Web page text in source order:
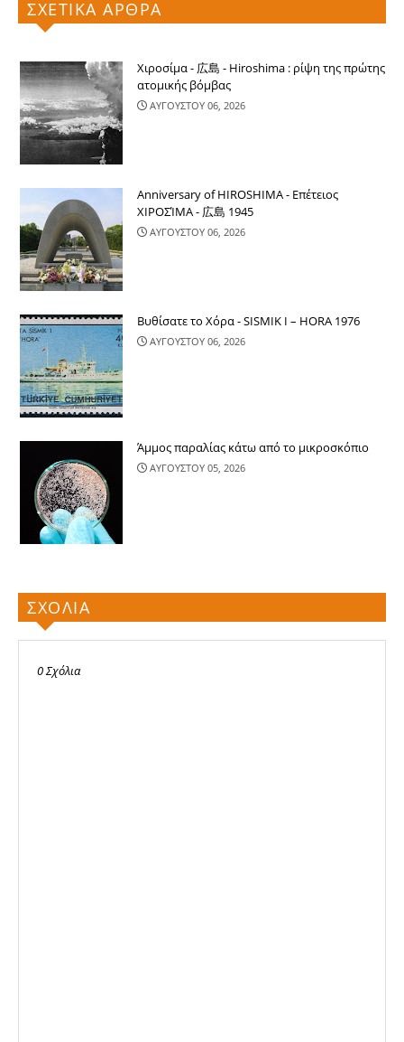
ΣΧΕΤΙΚΑ ΑΡΘΡΑ
Χιροσίμα - 広島 - Hiroshima : ρίψη της πρώτης
ατομικής βόμβας
ΑΥΓΟΥΣΤΟΥ 06, 2026
Anniversary of HIROSHIMA - Επέτειος
ΧΙΡΟΣΊΜΑ - 広島 1945
ΑΥΓΟΥΣΤΟΥ 06, 2026
Βυθίσατε το Χόρα - SISMIK I – HORA 1976
ΑΥΓΟΥΣΤΟΥ 06, 2026
Άμμος παραλίας κάτω από το μικροσκόπιο
ΑΥΓΟΥΣΤΟΥ 05, 2026
ΣΧΟΛΙΑ
0 Σχόλια